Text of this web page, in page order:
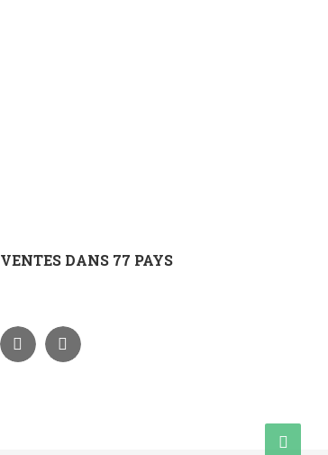
VENTES DANS 77 PAYS